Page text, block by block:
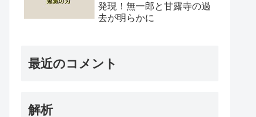
発現！無一郎と甘露寺の過
去が明らかに
最近のコメント
解析